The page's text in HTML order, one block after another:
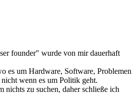
founder" wurde von mir dauerhaft
es um Hardware, Software, Problemen
wenn es um Politik geht.
nichts zu suchen, daher schließe ich